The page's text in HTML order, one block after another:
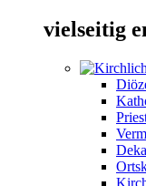
vielseitig